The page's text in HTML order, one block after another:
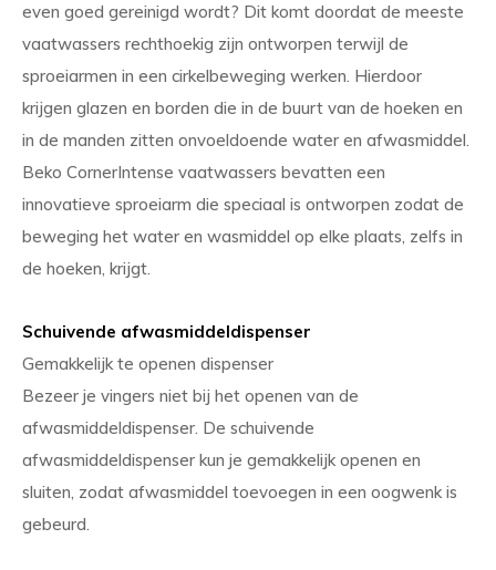
even goed gereinigd wordt? Dit komt doordat de meeste
vaatwassers rechthoekig zijn ontworpen terwijl de
sproeiarmen in een cirkelbeweging werken. Hierdoor
krijgen glazen en borden die in de buurt van de hoeken en
in de manden zitten onvoeldoende water en afwasmiddel.
Beko CornerIntense vaatwassers bevatten een
innovatieve sproeiarm die speciaal is ontworpen zodat de
beweging het water en wasmiddel op elke plaats, zelfs in
de hoeken, krijgt.
Schuivende afwasmiddeldispenser
Gemakkelijk te openen dispenser
Bezeer je vingers niet bij het openen van de
afwasmiddeldispenser. De schuivende
afwasmiddeldispenser kun je gemakkelijk openen en
sluiten, zodat afwasmiddel toevoegen in een oogwenk is
gebeurd.